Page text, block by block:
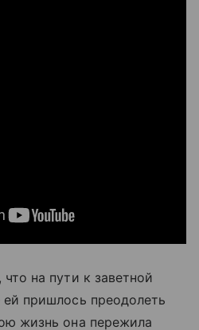
на пути к заветной
ей пришлось преодолеть
жизнь она пережила